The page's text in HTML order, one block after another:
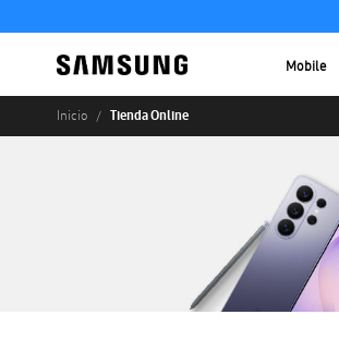
Mobile
Inicio Tienda Online